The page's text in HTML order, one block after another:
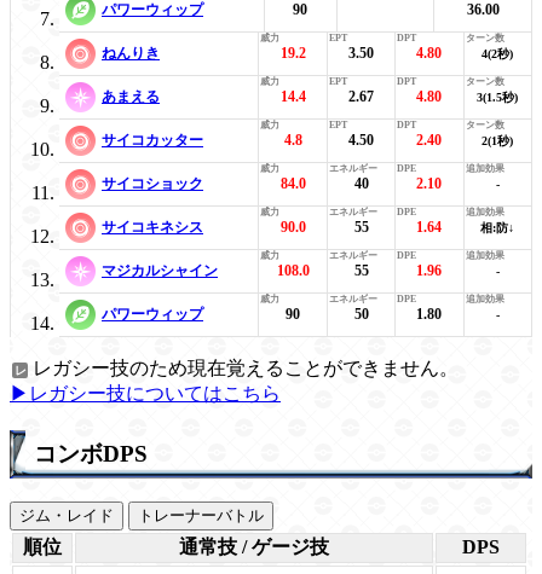
パワーウィップ 90 36.00
ねんりき 19.2 3.50 4.80 4(2秒)
あまえる 14.4 2.67 4.80 3(1.5秒)
サイコカッター 4.8 4.50 2.40 2(1秒)
サイコショック 84.0 40 2.10 -
サイコキネシス 90.0 55 1.64 相:防↓
マジカルシャイン 108.0 55 1.96 -
パワーウィップ 90 50 1.80 -
レガシー技のため現在覚えることができません。
▶レガシー技についてはこちら
コンボDPS
ジム・レイド トレーナーバトル
順位 通常技 / ゲージ技
DPS